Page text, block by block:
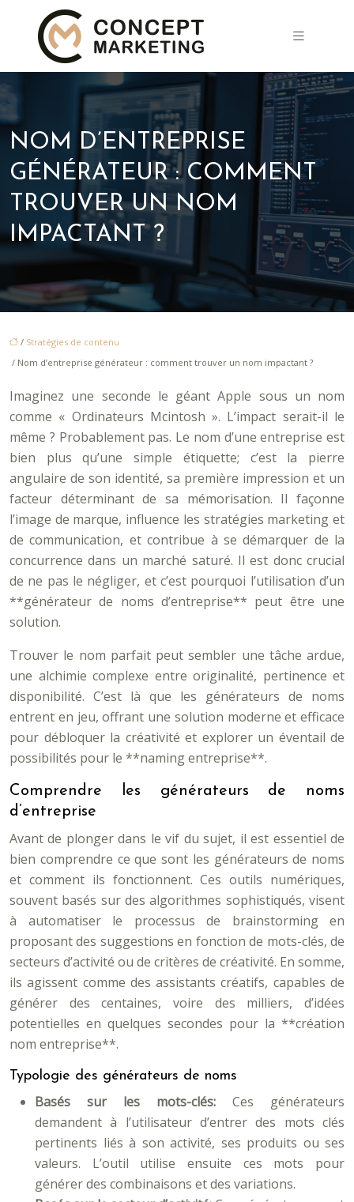
NOM D’ENTREPRISE
GÉNÉRATEUR : COMMENT
TROUVER UN NOM
IMPACTANT ?
/ Stratégies de contenu
/ Nom d’entreprise générateur : comment trouver un nom impactant ?
Imaginez une seconde le géant Apple sous un nom
comme « Ordinateurs Mcintosh ». L’impact serait-il le
même ? Probablement pas. Le nom d’une entreprise est
bien plus qu’une simple étiquette; c’est la pierre
angulaire de son identité, sa première impression et un
facteur déterminant de sa mémorisation. Il façonne
l’image de marque, influence les stratégies marketing et
de communication, et contribue à se démarquer de la
concurrence dans un marché saturé. Il est donc crucial
de ne pas le négliger, et c’est pourquoi l’utilisation d’un
**générateur de noms d’entreprise** peut être une
solution.
Trouver le nom parfait peut sembler une tâche ardue,
une alchimie complexe entre originalité, pertinence et
disponibilité. C’est là que les générateurs de noms
entrent en jeu, offrant une solution moderne et efficace
pour débloquer la créativité et explorer un éventail de
possibilités pour le **naming entreprise**.
Comprendre les générateurs de noms
d’entreprise
Avant de plonger dans le vif du sujet, il est essentiel de
bien comprendre ce que sont les générateurs de noms
et comment ils fonctionnent. Ces outils numériques,
souvent basés sur des algorithmes sophistiqués, visent
à automatiser le processus de brainstorming en
proposant des suggestions en fonction de mots-clés, de
secteurs d’activité ou de critères de créativité. En somme,
ils agissent comme des assistants créatifs, capables de
générer des centaines, voire des milliers, d’idées
potentielles en quelques secondes pour la **création
nom entreprise**.
Typologie des générateurs de noms
Basés sur les mots-clés: Ces générateurs
demandent à l’utilisateur d’entrer des mots clés
pertinents liés à son activité, ses produits ou ses
valeurs. L’outil utilise ensuite ces mots pour
générer des combinaisons et des variations.